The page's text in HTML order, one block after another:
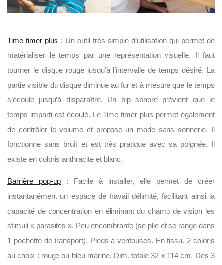
Time timer plus : Un outil très simple d’utilisation qui permet de
matérialiser le temps par une représentation visuelle. Il faut
tourner le disque rouge jusqu’à l’intervalle de temps désiré. La
partie visible du disque diminue au fur et à mesure que le temps
s’écoule jusqu’à disparaître. Un bip sonore prévient que le
temps imparti est écoulé. Le Time timer plus permet également
de contrôler le volume et propose un mode sans sonnerie. Il
fonctionne sans bruit et est très pratique avec sa poignée. Il
existe en coloris anthracite et blanc.
Barrière pop-up : Facile à installer, elle permet de créer
instantanément un espace de travail délimité, facilitant ainsi la
capacité de concentration en éliminant du champ de vision les
stimuli « parasites ». Peu encombrante (se plie et se range dans
1 pochette de transport). Pieds à ventouses. En tissu. 2 coloris
au choix : rouge ou bleu marine. Dim. totale 32 x 114 cm. Dès 3